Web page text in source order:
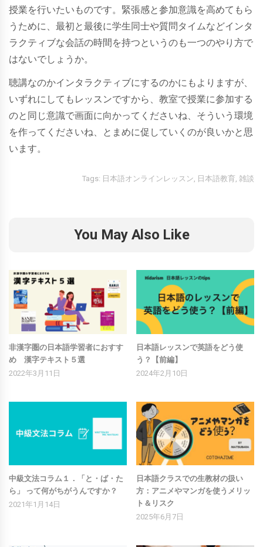
授業を行いたいものです。緊張感と参加意識を高めてもら
うために、最初と最後に学生同士や質問タイムなどインタ
ラクティブな会話の時間を持つというのも一つのやり方で
はないでしょうか。
聴講なのかインタラクティブにするのかにもよりますが、
いずれにしてもレッスンですから、教室で授業に参加する
のと同じ意識で画面に向かってくださいね、そういう環境
を作ってくださいね、とまめに促していくのが良いかと思
います。
Tags: 日本語オンラインレッスン 日本語教育 雑談
You May Also Like
非漢字圏の日本語学習者におすす
め 漢字テキスト５選
2022年3月11日
日本語レッスンで英語をどう使
う？【前編】
2024年2月10日
中級文法コラム１．「と・ば・た
ら」 って何がちがうんですか？
2021年1月14日
日本語クラスでの生教材の扱い
方：アニメやマンガを使うメリッ
ト＆リスク
2025年6月7日